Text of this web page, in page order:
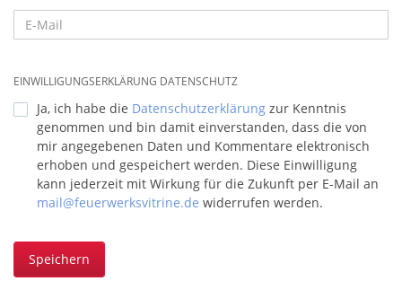
EINWILLIGUNGSERKLÄRUNG DATENSCHUTZ
Ja, ich habe die Datenschutzerklärung zur Kenntnis
genommen und bin damit einverstanden, dass die von
mir angegebenen Daten und Kommentare elektronisch
erhoben und gespeichert werden. Diese Einwilligung
kann jederzeit mit Wirkung für die Zukunft per E-Mail an
mail@feuerwerksvitrine.de widerrufen werden.
Speichern